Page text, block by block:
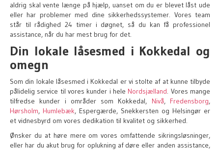
aldrig skal vente længe på hjælp, uanset om du er blevet låst ude
eller har problemer med dine sikkerhedssystemer. Vores team
står til rådighed 24 timer i døgnet, så du kan få professionel
assistance, når du har mest brug for det.
Din lokale låsesmed i Kokkedal og
omegn
Som din lokale låsesmed i Kokkedal er vi stolte af at kunne tilbyde
pålidelig service til vores kunder i hele Nordsjælland. Vores mange
tilfredse kunder i områder som Kokkedal, Nivå, Fredensborg,
Hørsholm, Humlebæk, Espergærde, Snekkersten og Helsingør er
et vidnesbyrd om vores dedikation til kvalitet og sikkerhed.
Ønsker du at høre mere om vores omfattende sikringsløsninger,
eller har du akut brug for oplukning af døre eller anden assistance,